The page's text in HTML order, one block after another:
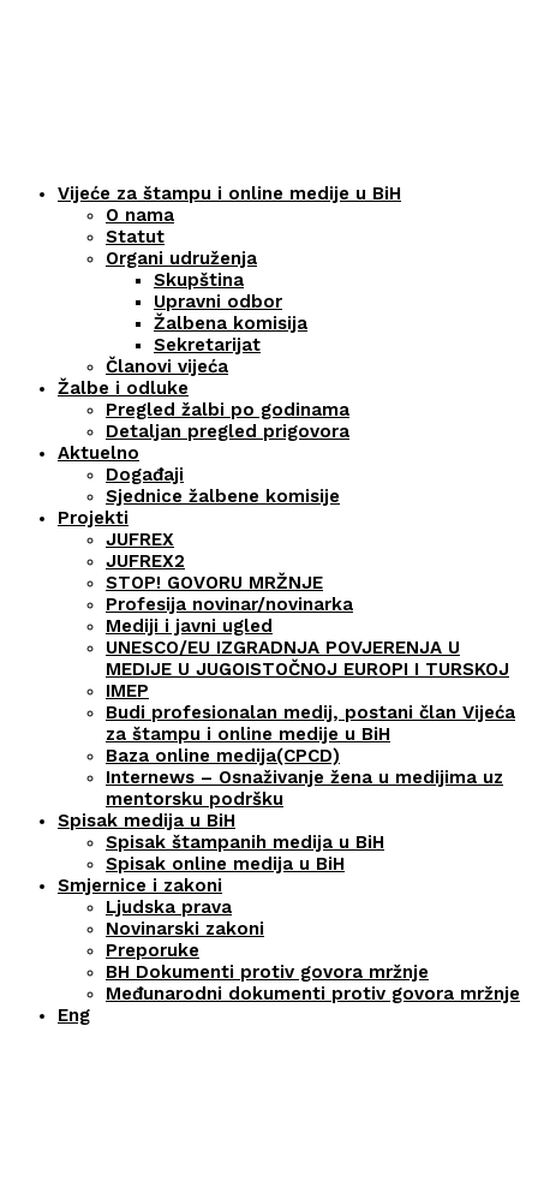
Vijeće za štampu i online medije u BiH
O nama
Statut
Organi udruženja
Skupština
Upravni odbor
Žalbena komisija
Sekretarijat
Članovi vijeća
Žalbe i odluke
Pregled žalbi po godinama
Detaljan pregled prigovora
Aktuelno
Događaji
Sjednice žalbene komisije
Projekti
JUFREX
JUFREX2
STOP! GOVORU MRŽNJE
Profesija novinar/novinarka
Mediji i javni ugled
UNESCO/EU IZGRADNJA POVJERENJA U
MEDIJE U JUGOISTOČNOJ EUROPI I TURSKOJ
IMEP
Budi profesionalan medij, postani član Vijeća
za štampu i online medije u BiH
Baza online medija(CPCD)
Internews – Osnaživanje žena u medijima uz
mentorsku podršku
Spisak medija u BiH
Spisak štampanih medija u BiH
Spisak online medija u BiH
Smjernice i zakoni
Ljudska prava
Novinarski zakoni
Preporuke
BH Dokumenti protiv govora mržnje
Međunarodni dokumenti protiv govora mržnje
Eng